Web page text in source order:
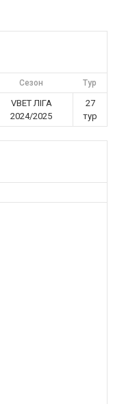
Сезон Тур
VBET ЛІГА
2024/2025
27
тур